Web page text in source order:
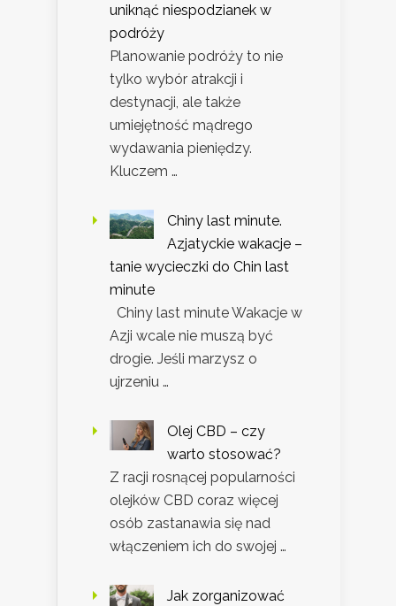
uniknąć niespodzianek w
podróży
Planowanie podróży to nie
tylko wybór atrakcji i
destynacji, ale także
umiejętność mądrego
wydawania pieniędzy.
Kluczem …
Chiny last minute.
Azjatyckie wakacje –
tanie wycieczki do Chin last
minute
Chiny last minute Wakacje w
Azji wcale nie muszą być
drogie. Jeśli marzysz o
ujrzeniu …
Olej CBD – czy
warto stosować?
Z racji rosnącej popularności
olejków CBD coraz więcej
osób zastanawia się nad
włączeniem ich do swojej …
Jak zorganizować